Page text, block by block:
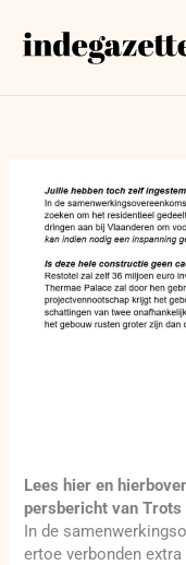
naar
Lees hier en
persbericht van Trots
In de
ertoe verbonden